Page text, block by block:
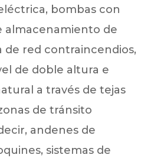
bombas con
almacenamiento de
de red contraincendios,
de doble altura e
a través de tejas
de tránsito
andenes de
sistemas de